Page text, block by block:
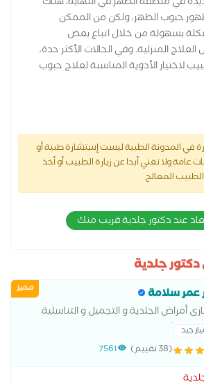
حبوب الظهر، ولكن من الممكن
بسهولة من خلال اتباع بعض
المنزلية. وفي الحالات الأكثر حدة،
لاختيار الأدوية المناسبة لعلاج حبوب
في المدونة الطبية ليست إستشارة طبية أو
ولا تغني أبدا عن زيارة الطبيب أو أخذ
المعالج
عند دكتور جلدية قريب منك
جلدية
مميز عمر سلامة
أمراض الجلدية و التجميل و التناسلية
عين شمس
جيد
(38 تقييم) 7561